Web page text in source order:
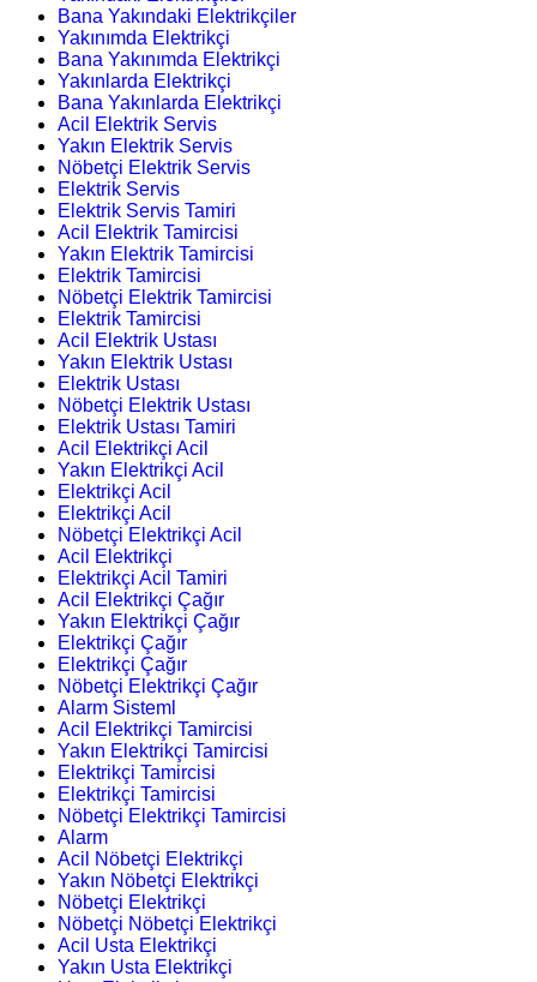
Bana Yakındaki Elektrikçiler
Yakınımda Elektrikçi
Bana Yakınımda Elektrikçi
Yakınlarda Elektrikçi
Bana Yakınlarda Elektrikçi
Acil Elektrik Servis
Yakın Elektrik Servis
Nöbetçi Elektrik Servis
Elektrik Servis
Elektrik Servis Tamiri
Acil Elektrik Tamircisi
Yakın Elektrik Tamircisi
Elektrik Tamircisi
Nöbetçi Elektrik Tamircisi
Elektrik Tamircisi
Acil Elektrik Ustası
Yakın Elektrik Ustası
Elektrik Ustası
Nöbetçi Elektrik Ustası
Elektrik Ustası Tamiri
Acil Elektrikçi Acil
Yakın Elektrikçi Acil
Elektrikçi Acil
Elektrikçi Acil
Nöbetçi Elektrikçi Acil
Acil Elektrikçi
Elektrikçi Acil Tamiri
Acil Elektrikçi Çağır
Yakın Elektrikçi Çağır
Elektrikçi Çağır
Elektrikçi Çağır
Nöbetçi Elektrikçi Çağır
Alarm Sisteml
Acil Elektrikçi Tamircisi
Yakın Elektrikçi Tamircisi
Elektrikçi Tamircisi
Elektrikçi Tamircisi
Nöbetçi Elektrikçi Tamircisi
Alarm
Acil Nöbetçi Elektrikçi
Yakın Nöbetçi Elektrikçi
Nöbetçi Elektrikçi
Nöbetçi Nöbetçi Elektrikçi
Acil Usta Elektrikçi
Yakın Usta Elektrikçi